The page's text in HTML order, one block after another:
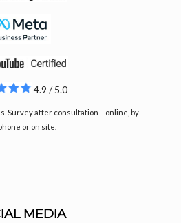
4.9 / 5.0
Survey after consultation – online, by
or on site.
MEDIA